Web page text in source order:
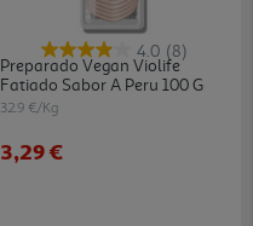
4.0 (8)
Preparado Vegan Violife
Fatiado Sabor A Peru 100 G
32.9 €/Kg
3,29 €